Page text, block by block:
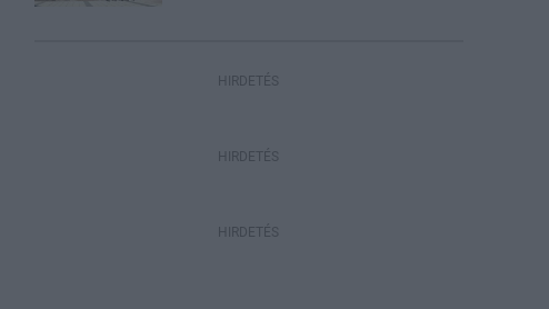
HIRDETÉS
HIRDETÉS
HIRDETÉS